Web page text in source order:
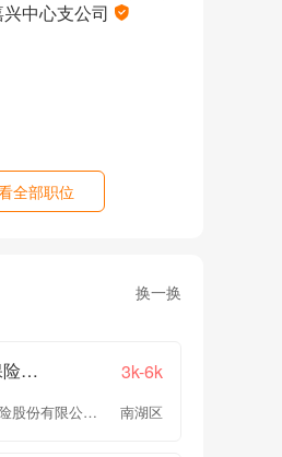
中心支公司
全部职位
换一换
保险经纪人/保险代理 3k-6k
中国人寿保险股份有限公司嘉兴市南湖区支公司 南湖区